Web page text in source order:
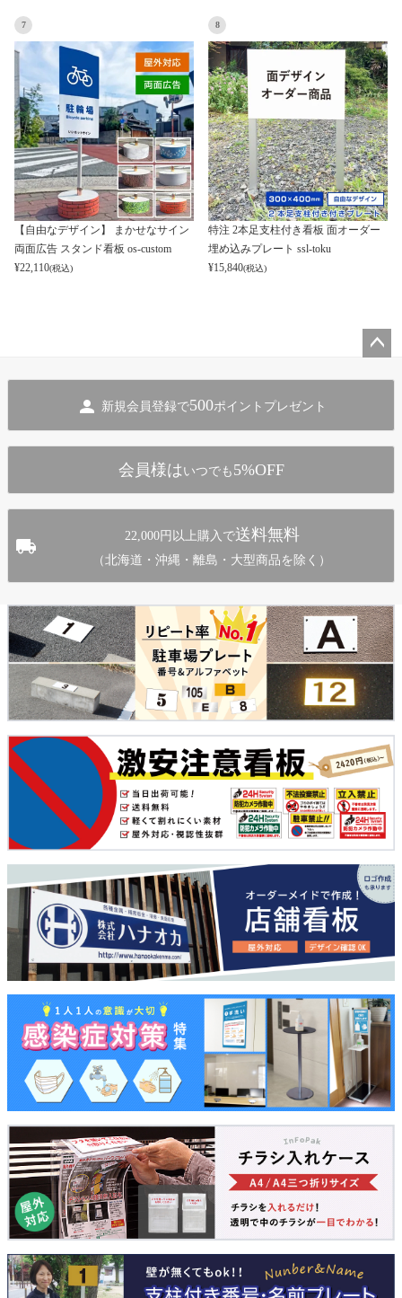
7
【自由なデザイン】 まかせなサイン
両面広告 スタンド看板 os-custom
¥22,110(税込)
8
特注 2本足支柱付き看板 面オーダー
埋め込みプレート ssl-toku
¥15,840(税込)
新規会員登録で500ポイントプレゼント
会員様は いつでも 5%OFF
22,000円以上購入で送料無料
（北海道・沖縄・離島・大型商品を除く）